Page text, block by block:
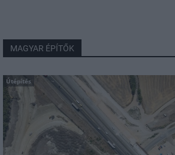
MAGYAR ÉPÍTŐK
Útépítés